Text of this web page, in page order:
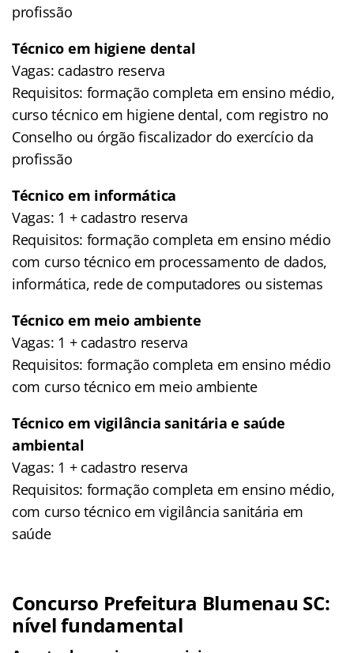
profissão
Técnico em higiene dental
Vagas: cadastro reserva
Requisitos: formação completa em ensino médio,
curso técnico em higiene dental, com registro no
Conselho ou órgão fiscalizador do exercício da
profissão
Técnico em informática
Vagas: 1 + cadastro reserva
Requisitos: formação completa em ensino médio
com curso técnico em processamento de dados,
informática, rede de computadores ou sistemas
Técnico em meio ambiente
Vagas: 1 + cadastro reserva
Requisitos: formação completa em ensino médio
com curso técnico em meio ambiente
Técnico em vigilância sanitária e saúde
ambiental
Vagas: 1 + cadastro reserva
Requisitos: formação completa em ensino médio,
com curso técnico em vigilância sanitária em
saúde
Concurso Prefeitura Blumenau SC:
nível fundamental